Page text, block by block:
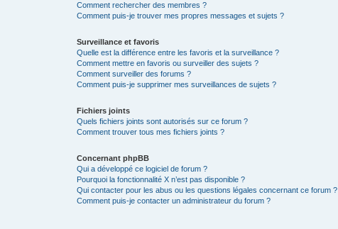
Comment rechercher des membres ?
Comment puis-je trouver mes propres messages et sujets ?
Surveillance et favoris
Quelle est la différence entre les favoris et la surveillance ?
Comment mettre en favoris ou surveiller des sujets ?
Comment surveiller des forums ?
Comment puis-je supprimer mes surveillances de sujets ?
Fichiers joints
Quels fichiers joints sont autorisés sur ce forum ?
Comment trouver tous mes fichiers joints ?
Concernant phpBB
Qui a développé ce logiciel de forum ?
Pourquoi la fonctionnalité X n’est pas disponible ?
Qui contacter pour les abus ou les questions légales concernant ce forum ?
Comment puis-je contacter un administrateur du forum ?